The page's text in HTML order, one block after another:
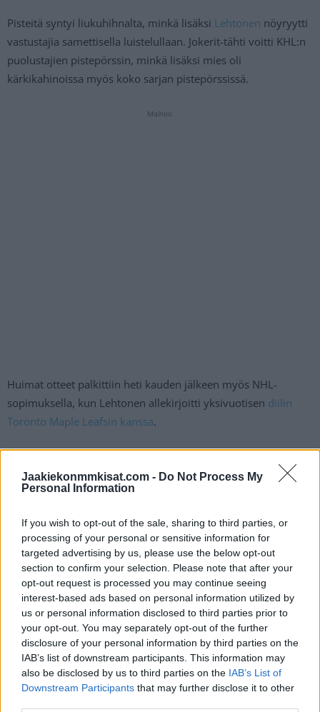
Jaakiekonmmkisat.com - Do Not Process My
Personal Information
If you wish to opt-out of the sale, sharing to third parties, or
processing of your personal or sensitive information for
targeted advertising by us, please use the below opt-out
section to confirm your selection. Please note that after your
opt-out request is processed you may continue seeing
interest-based ads based on personal information utilized by
us or personal information disclosed to third parties prior to
your opt-out. You may separately opt-out of the further
disclosure of your personal information by third parties on the
IAB’s list of downstream participants. This information may
also be disclosed by us to third parties on the IAB’s List of
Downstream Participants that may further disclose it to other
Pisteitä syntyi liukuhihnalta, minkä lisäksi Lehtonen nöyryytti
vastustajia samettisella luistelullaan. Jokerit-tähti voitti KHL:n
puolustajien pistepörssin, minkä lisäksi mies oli
kärkikahinoissa myös koko sarjan pistepörssissä.
Mainos:
Huimat otteet palkittiin heti kauden jälkeen myös NHL-
sopimuksella, kun Lehtonen allekirjoitti yksivuotisen diilin
Toronto Maple Leafsin kanssa.
sarjan parhaaksi puolustajaksi kaudella 2019-2020. Valintaa
tuskin voi kukaan protestoida, koska Mikko Lehtonen teki
NHL-kauden jatko yhä auki –
Seuraava artikkeli
Ilya Bryzgalov avautui MM-